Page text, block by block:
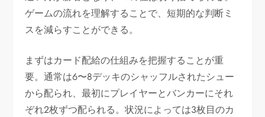
ゲームの流れを理解することで、短期的な判断ミ
スを減らすことができる。
まずはカード配給の仕組みを把握することが重
要。通常は6〜8デッキのシャッフルされたシュー
から配られ、最初にプレイヤーとバンカーにそれ
ぞれ2枚ずつ配られる。状況によっては3枚目のカ